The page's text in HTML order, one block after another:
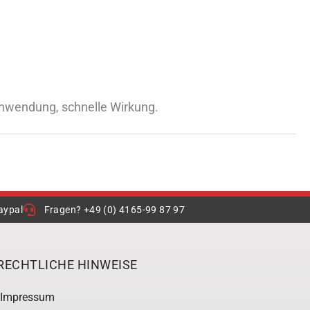
schnelle Wirkung.
Fragen? +49 (0) 4165-99 87 97
HINWEISE
Impressum